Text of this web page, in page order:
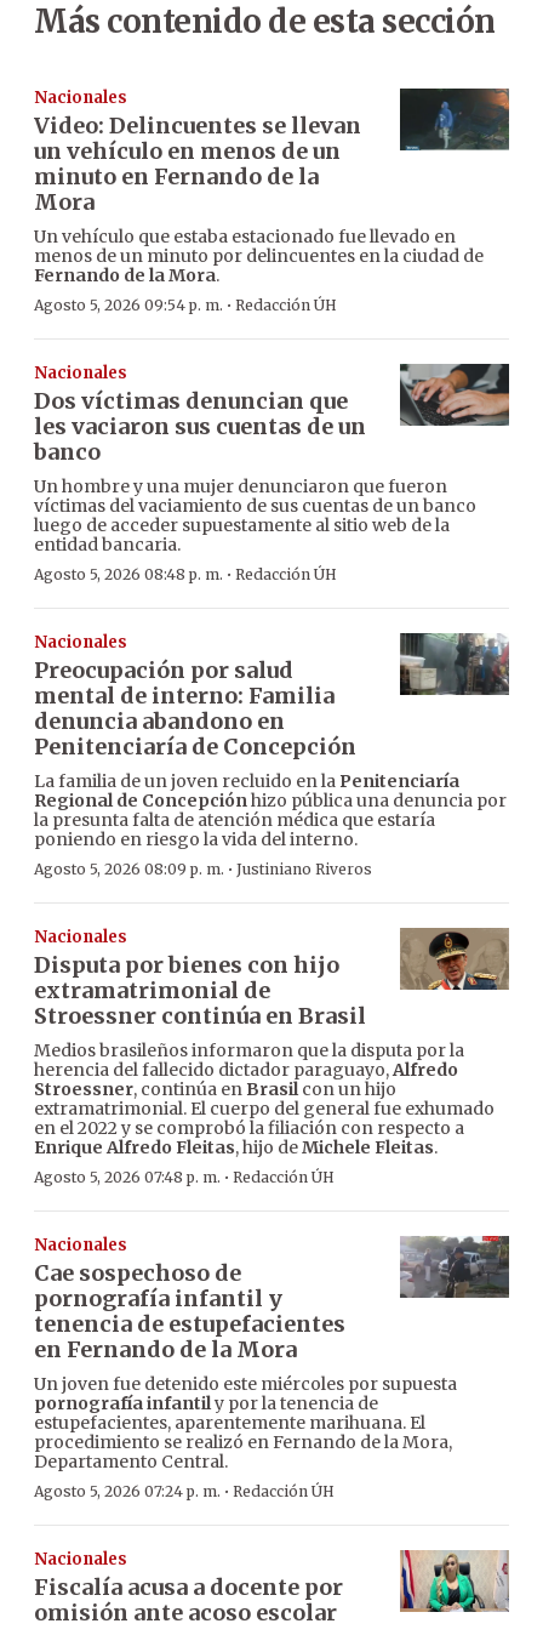
Más contenido de esta sección
Nacionales
Video: Delincuentes se llevan
un vehículo en menos de un
minuto en Fernando de la
Mora
Un vehículo que estaba estacionado fue llevado en
menos de un minuto por delincuentes en la ciudad de
Fernando de la Mora.
Agosto 5, 2026 09:54 p. m. · Redacción ÚH
Nacionales
Dos víctimas denuncian que
les vaciaron sus cuentas de un
banco
Un hombre y una mujer denunciaron que fueron
víctimas del vaciamiento de sus cuentas de un banco
luego de acceder supuestamente al sitio web de la
entidad bancaria.
Agosto 5, 2026 08:48 p. m. · Redacción ÚH
Nacionales
Preocupación por salud
mental de interno: Familia
denuncia abandono en
Penitenciaría de Concepción
La familia de un joven recluido en la Penitenciaría
Regional de Concepciónhizo pública una denuncia por
la presunta falta de atención médica que estaría
poniendo en riesgo la vida del interno.
Agosto 5, 2026 08:09 p. m. · Justiniano Riveros
Nacionales
Disputa por bienes con hijo
extramatrimonial de
Stroessner continúa en Brasil
Medios brasileños informaron que la disputa por la
herencia del fallecido dictador paraguayo,Alfredo
Stroessner, continúa en Brasilcon un hijo
extramatrimonial. El cuerpo del general fue exhumado
en el 2022 y se comprobó la filiación con respecto a
Enrique Alfredo Fleitas, hijo deMichele Fleitas.
Agosto 5, 2026 07:48 p. m. · Redacción ÚH
Nacionales
Cae sospechoso de
pornografía infantil y
tenencia de estupefacientes
en Fernando de la Mora
Un joven fue detenido este miércoles por supuesta
pornografía infantily por la tenencia de
estupefacientes, aparentemente marihuana. El
procedimiento se realizó en Fernando de la Mora,
Departamento Central.
Agosto 5, 2026 07:24 p. m. · Redacción ÚH
Nacionales
Fiscalía acusa a docente por
omisión ante acoso escolar